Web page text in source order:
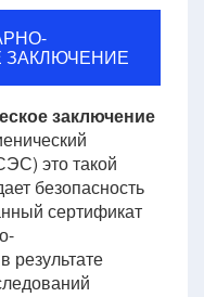
заключение
это такой
безопасность
сертификат
результате